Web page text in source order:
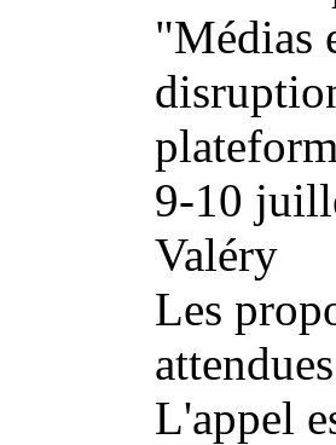
"Médias
9-10
Valéry
Les
L'appel